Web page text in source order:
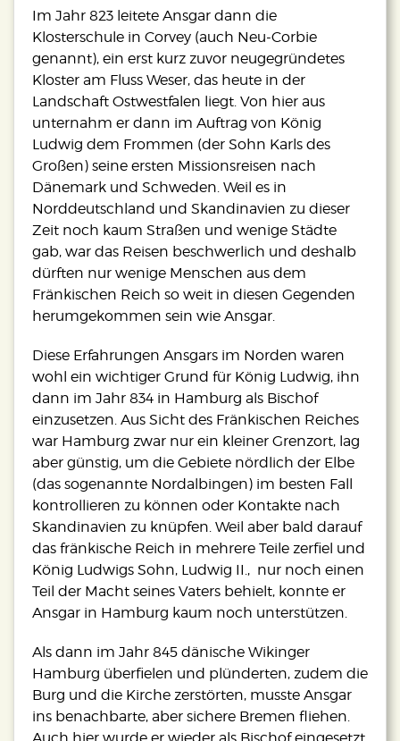
Im Jahr 823 leitete Ansgar dann die
Klosterschule in Corvey (auch Neu-Corbie
genannt), ein erst kurz zuvor neugegründetes
Kloster am Fluss Weser, das heute in der
Landschaft Ostwestfalen liegt. Von hier aus
unternahm er dann im Auftrag von König
Ludwig dem Frommen (der Sohn Karls des
Großen) seine ersten Missionsreisen nach
Dänemark und Schweden. Weil es in
Norddeutschland und Skandinavien zu dieser
Zeit noch kaum Straßen und wenige Städte
gab, war das Reisen beschwerlich und deshalb
dürften nur wenige Menschen aus dem
Fränkischen Reich so weit in diesen Gegenden
herumgekommen sein wie Ansgar.
Diese Erfahrungen Ansgars im Norden waren
wohl ein wichtiger Grund für König Ludwig, ihn
dann im Jahr 834 in Hamburg als Bischof
einzusetzen. Aus Sicht des Fränkischen Reiches
war Hamburg zwar nur ein kleiner Grenzort, lag
aber günstig, um die Gebiete nördlich der Elbe
(das sogenannte Nordalbingen) im besten Fall
kontrollieren zu können oder Kontakte nach
Skandinavien zu knüpfen. Weil aber bald darauf
das fränkische Reich in mehrere Teile zerfiel und
König Ludwigs Sohn, Ludwig II., nur noch einen
Teil der Macht seines Vaters behielt, konnte er
Ansgar in Hamburg kaum noch unterstützen.
Als dann im Jahr 845 dänische Wikinger
Hamburg überfielen und plünderten, zudem die
Burg und die Kirche zerstörten, musste Ansgar
ins benachbarte, aber sichere Bremen fliehen.